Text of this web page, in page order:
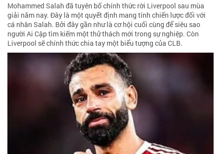
Mohammed Salah đã tuyên bố chính thức rời Liverpool sau mùa
giải năm nay. Đây là một quyết định mang tính chiến lược đối với
cá nhân Salah. Bởi đây gần như là cơ hội cuối cùng để siêu sao
người Ai Cập tìm kiếm một thử thách mới trong sự nghiệp. Còn
Liverpool sẽ chính thức chia tay một biểu tượng của CLB.